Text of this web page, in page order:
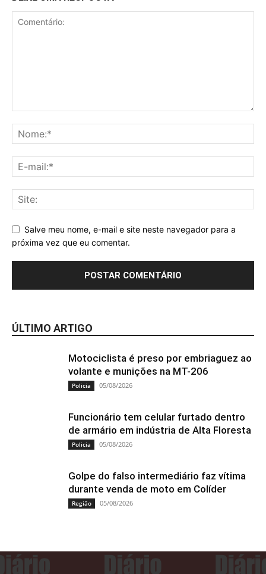
Salve meu nome, e-mail e site neste navegador para a
próxima vez que eu comentar.
ÚLTIMO ARTIGO
Motociclista é preso por embriaguez ao
volante e munições na MT-206
Policia 05/08/2026
Funcionário tem celular furtado dentro
de armário em indústria de Alta Floresta
Policia 05/08/2026
Golpe do falso intermediário faz vítima
durante venda de moto em Colíder
Região 05/08/2026